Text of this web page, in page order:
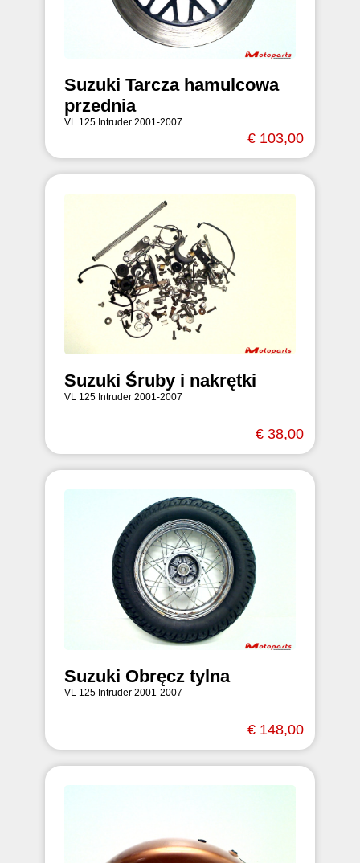
Suzuki Tarcza hamulcowa
przednia
VL 125 Intruder 2001-2007
€ 103,00
Suzuki Śruby i nakrętki
VL 125 Intruder 2001-2007
€ 38,00
Suzuki Obręcz tylna
VL 125 Intruder 2001-2007
€ 148,00